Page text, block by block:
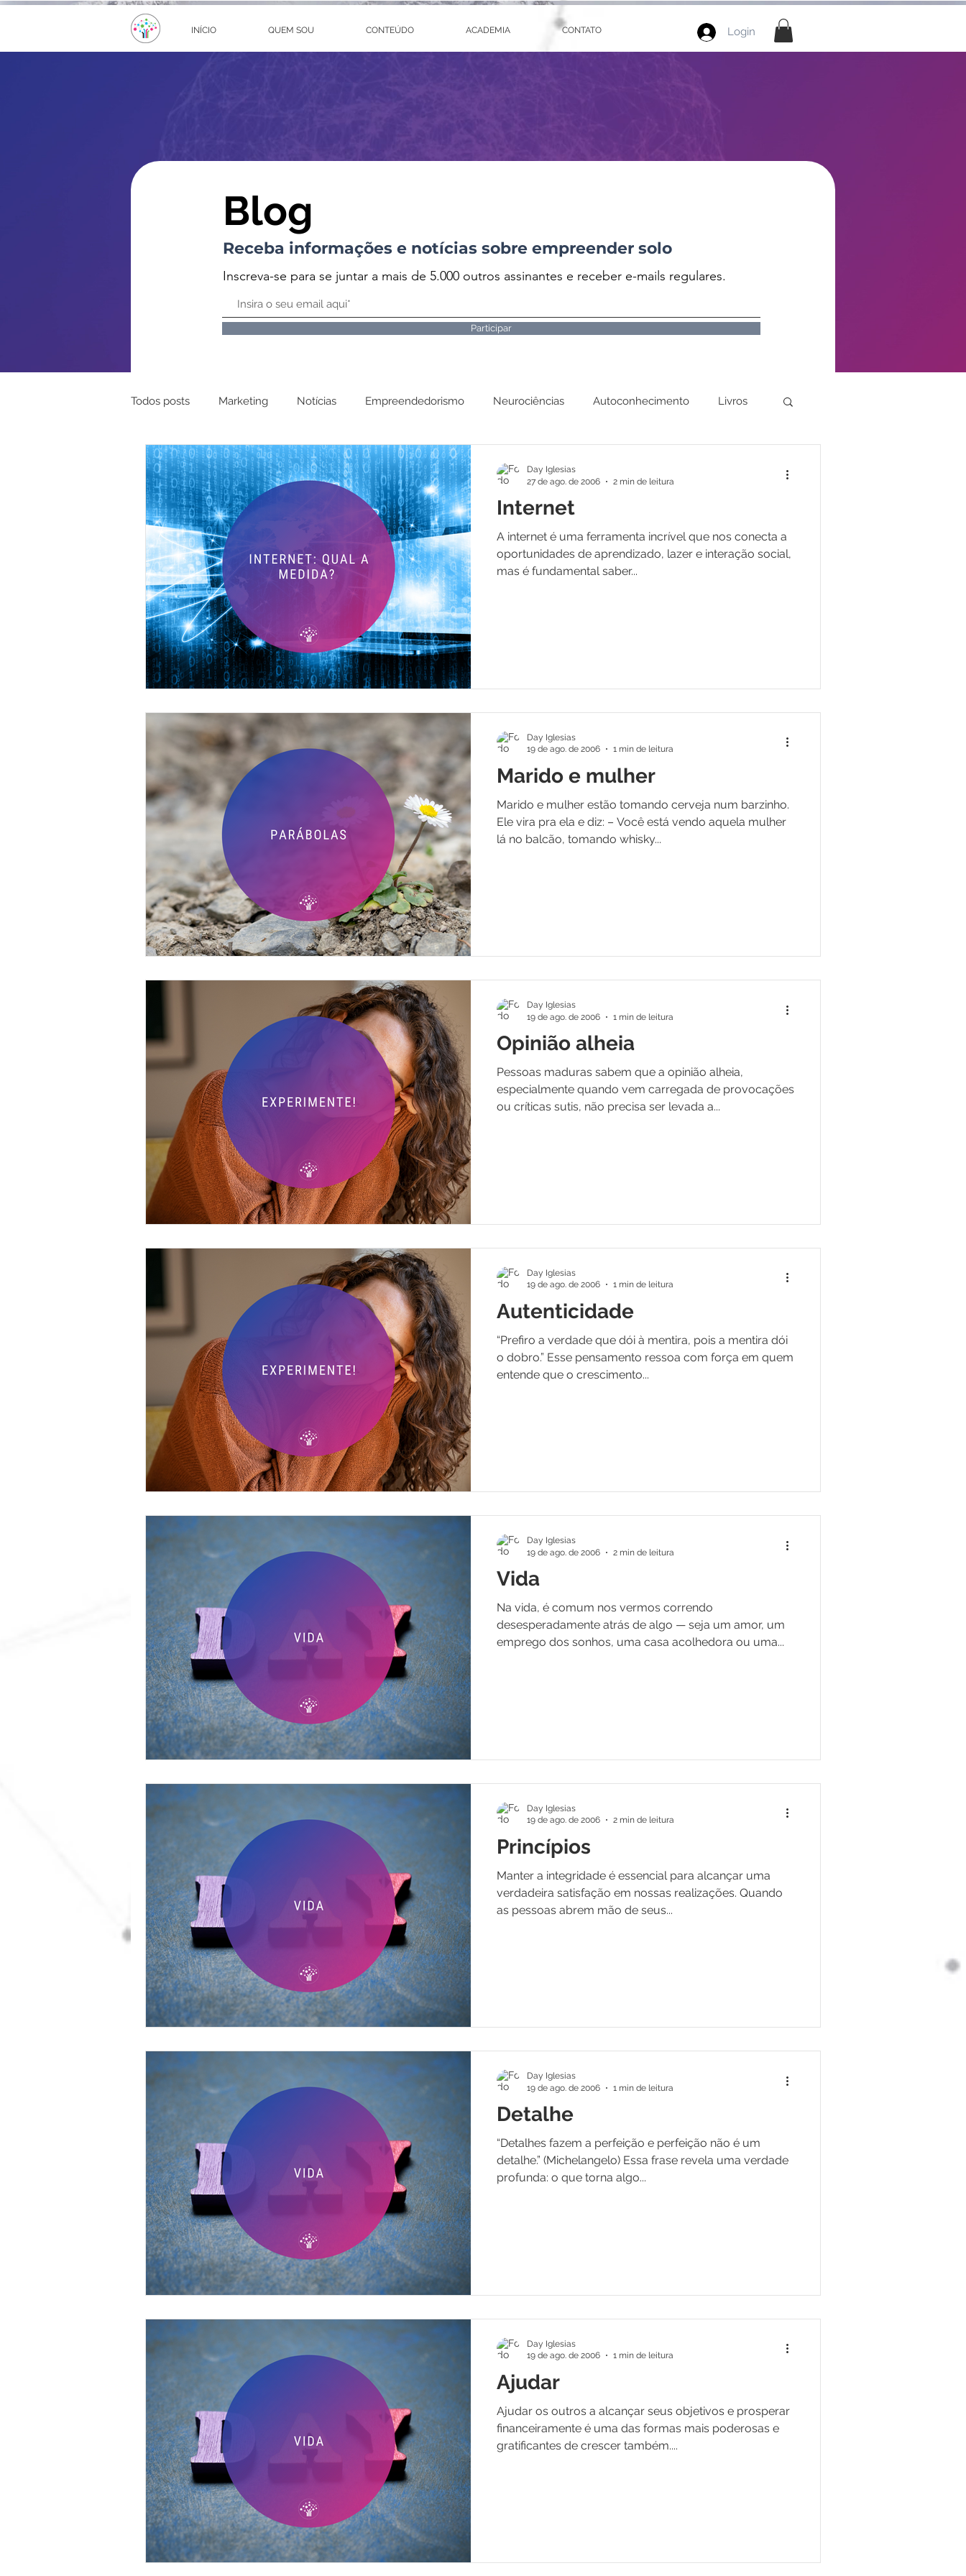
INÍCIO QUEM SOU CONTEÚDO ACADEMIA CONTATO Login
Blog
Receba informações e notícias sobre empreender solo
Inscreva-se para se juntar a mais de 5.000 outros assinantes e receber e-mails regulares.
Participar
Todos posts Marketing Notícias Empreendedorismo Neurociências Autoconhecimento Livros
Turismo Pessoal Mapa Mental Parábolas
Internet
A internet é uma ferramenta incrível que nos conecta a
oportunidades de aprendizado, lazer e interação social,
mas é fundamental saber...
Day Iglesias
27 de ago. de 2006
2 min de leitura
Marido e mulher
Marido e mulher estão tomando cerveja num barzinho.
Ele vira pra ela e diz: – Você está vendo aquela mulher
lá no balcão, tomando whisky...
Day Iglesias
19 de ago. de 2006
1 min de leitura
Opinião alheia
Pessoas maduras sabem que a opinião alheia,
especialmente quando vem carregada de provocações
ou críticas sutis, não precisa ser levada a...
Day Iglesias
19 de ago. de 2006
1 min de leitura
Autenticidade
“Prefiro a verdade que dói à mentira, pois a mentira dói
o dobro.” Esse pensamento ressoa com força em quem
entende que o crescimento...
Day Iglesias
19 de ago. de 2006
1 min de leitura
Vida
Na vida, é comum nos vermos correndo
desesperadamente atrás de algo — seja um amor, um
emprego dos sonhos, uma casa acolhedora ou uma...
Day Iglesias
19 de ago. de 2006
2 min de leitura
Princípios
Manter a integridade é essencial para alcançar uma
verdadeira satisfação em nossas realizações. Quando
as pessoas abrem mão de seus...
Day Iglesias
19 de ago. de 2006
2 min de leitura
Detalhe
“Detalhes fazem a perfeição e perfeição não é um
detalhe.” (Michelangelo) Essa frase revela uma verdade
profunda: o que torna algo...
Day Iglesias
19 de ago. de 2006
1 min de leitura
Ajudar
Ajudar os outros a alcançar seus objetivos e prosperar
financeiramente é uma das formas mais poderosas e
gratificantes de crescer também....
Day Iglesias
19 de ago. de 2006
1 min de leitura